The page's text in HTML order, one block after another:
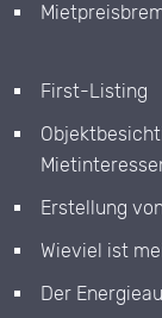
First-Listing
Erstellung
Wieviel ist
Der